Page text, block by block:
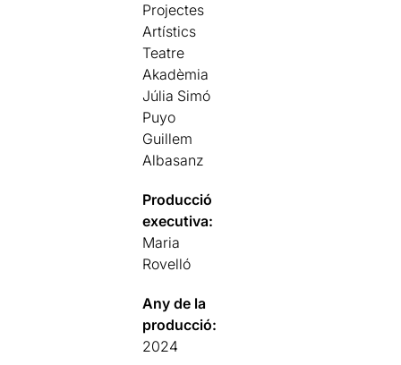
Projectes
Artístics
Teatre
Akadèmia
Júlia Simó
Puyo
Guillem
Albasanz
Producció
executiva:
Maria
Rovelló
Any de la
producció:
2024